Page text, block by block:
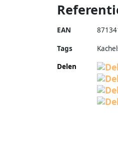
EAN
Tags
Delen